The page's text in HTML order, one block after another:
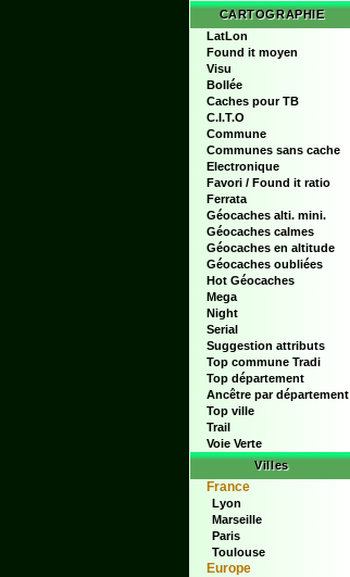
CARTOGRAPHIE
LatLon
Found it moyen
Visu
Bollée
Caches pour TB
C.I.T.O
Commune
Communes sans cache
Electronique
Favori / Found it ratio
Ferrata
Géocaches alti. mini.
Géocaches calmes
Géocaches en altitude
Géocaches oubliées
Hot Géocaches
Mega
Night
Serial
Suggestion attributs
Top commune Tradi
Top département
Ancêtre par département
Top ville
Trail
Voie Verte
Villes
France
Lyon
Marseille
Paris
Toulouse
Europe